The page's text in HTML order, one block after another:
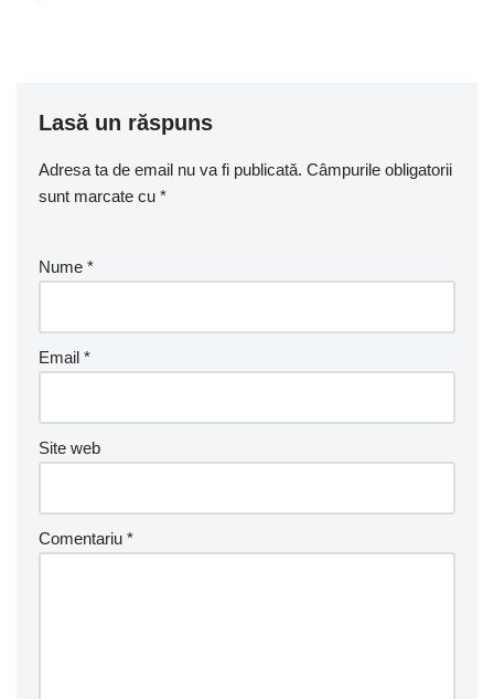
Lasă un răspuns
Adresa ta de email nu va fi publicată. Câmpurile obligatorii
sunt marcate cu *
Nume *
Email *
Site web
Comentariu *